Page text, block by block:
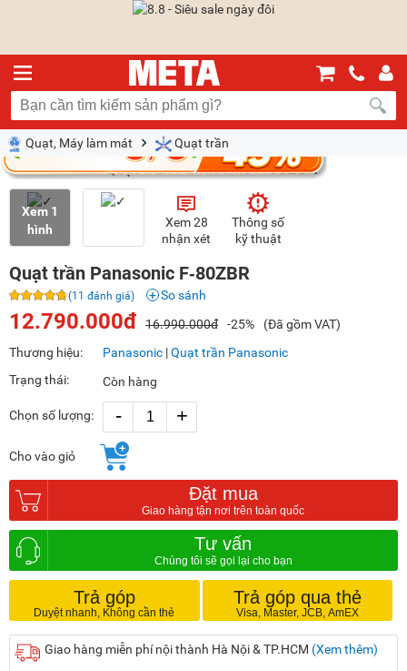
Quạt, Máy làm mát Quạt trần
Xem 1
hình
Xem 28
nhận xét
Thông số
kỹ thuật
Quạt trần Panasonic F‑80ZBR
(11 đánh giá) So sánh
12.790.000đ 16.990.000đ -25%
(Đã gồm VAT)
Thương hiệu:
Panasonic |Quạt trần Panasonic
Trạng thái:
Còn hàng
Chọn số lượng: - +
Cho vào giỏ
Đặt mua
Tư vấn
Trả góp Trả góp qua thẻ
Giao hàng miễn phí nội thành Hà Nội & TP.HCM (Xem thêm)